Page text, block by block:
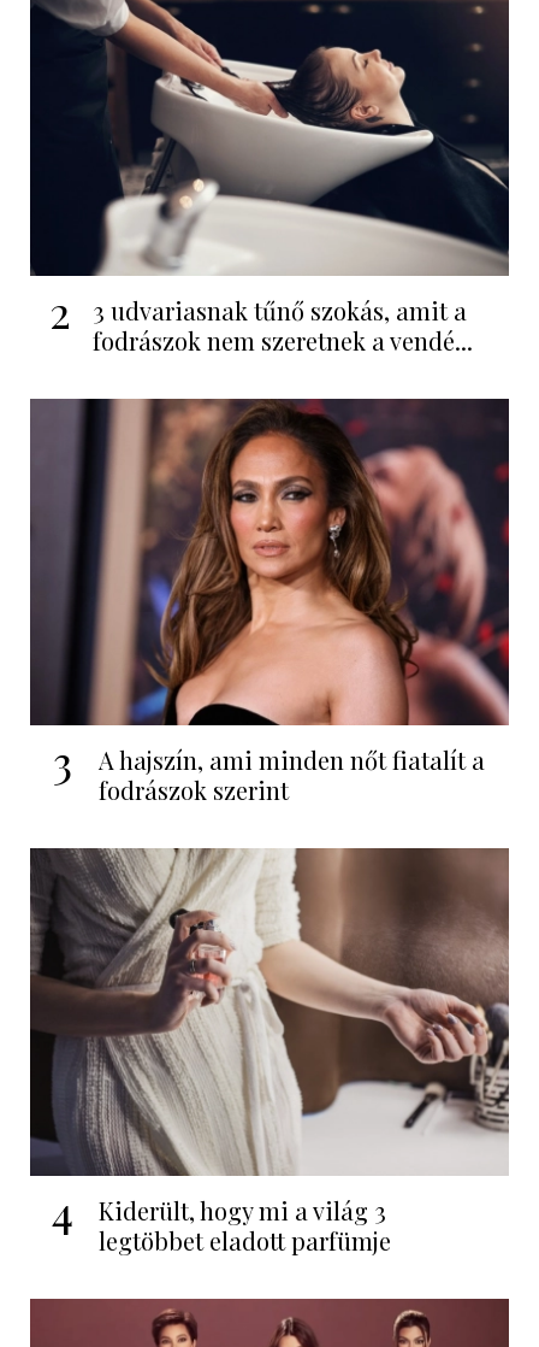
2
3 udvariasnak tűnő szokás, amit a
fodrászok nem szeretnek a vendé...
3
A hajszín, ami minden nőt fiatalít a
fodrászok szerint
4
Kiderült, hogy mi a világ 3
legtöbbet eladott parfümje